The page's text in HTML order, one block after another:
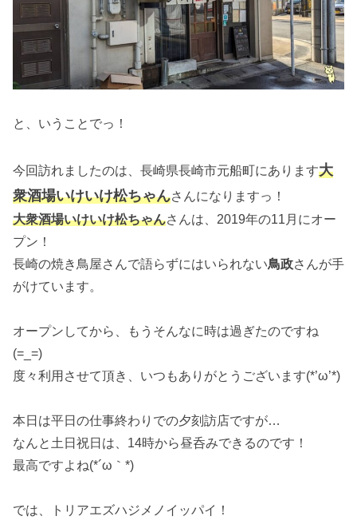
と、いうことでっ！
今回訪れましたのは、長崎県長崎市元船町にあります大
衆酒場いけいけ松ちゃんさんになりますっ！
大衆酒場いけいけ松ちゃんさんは、2019年の11月にオー
プン！
長崎の焼き鳥屋さんで語らずにはいられない鳥政さんが手
がけています。
オープンしてから、もうそんなに時は過ぎたのですね
(=_=)
度々利用させて頂き、いつもありがとうございます(*’ω’*)
本日は平日の仕事終わりでの夕刻訪店ですが…
なんと土日祝日は、14時から昼呑みできるのです！
最高ですよね(*´ω｀*)
では、トリアエズハジメノイッパイ！